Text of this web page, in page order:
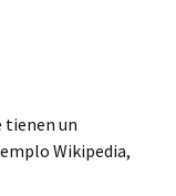
tienen un
Wikipedia,